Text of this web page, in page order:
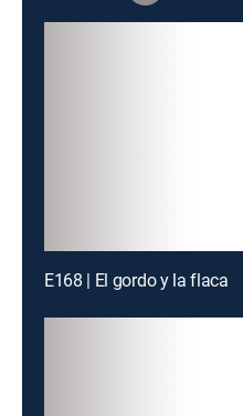
E168 | El gordo y la flaca